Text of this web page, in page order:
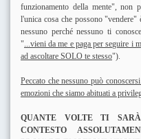
funzionamento della mente", non
l'unica cosa che possono
nessuno perché nessuno ti
"...vieni da me e paga per seguire i
ad ascoltare SOLO te stesso").
Peccato che nessuno può
emozioni che siamo abituati a
QUANTE VOLTE TI
CONTESTO